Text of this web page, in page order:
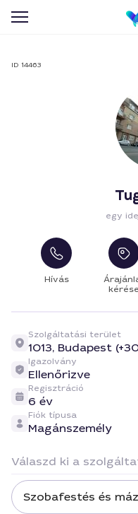
ID 14463
egy
Hívás
kérése
Szolgáltatási terület
1013, Budapest
Igazolvány
Ellenőrizve
Regisztráció
6 év
Fiók típusa
Magánszemély
Válaszd ki a
Szobafestés és